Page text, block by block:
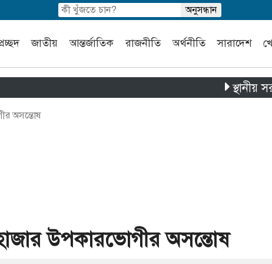
জাতীয় আন্তর্জাতিক রাজনীতি অর্থনীতি সারাদেশ
স্থানীয় সরকার
অসন্তোষ
হাজার উপকারভোগীর অসন্তোষ